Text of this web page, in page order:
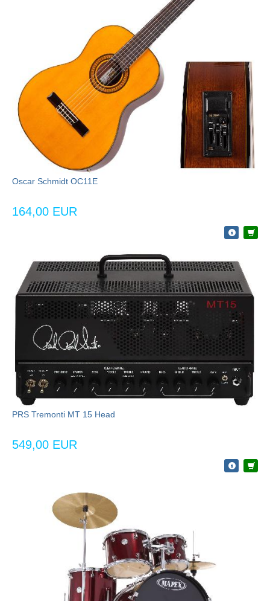
Oscar Schmidt OC11E
164,00 EUR
PRS Tremonti MT 15 Head
549,00 EUR